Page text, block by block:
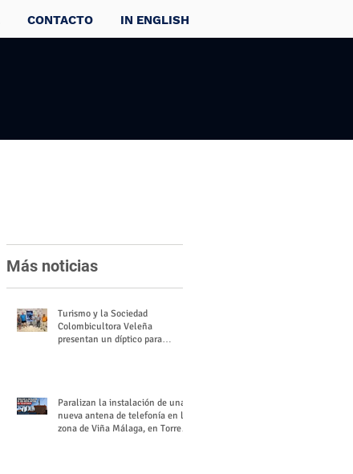
CONTACTO IN ENGLISH
Más noticias
Turismo y la Sociedad
Colombicultora Veleña
presentan un díptico para
Paralizan la instalación de una
nueva antena de telefonía en la
zona de Viña Málaga, en Torre